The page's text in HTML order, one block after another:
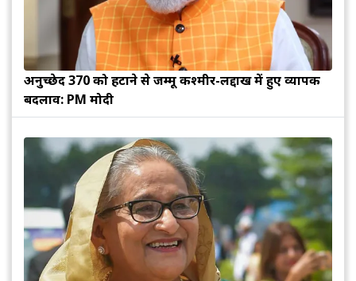
अनुच्छेद 370 को हटाने से जम्मू कश्मीर-लद्दाख में हुए व्यापक
बदलाव: PM मोदी